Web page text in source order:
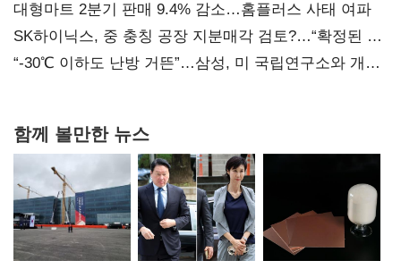
불만 확산
대형마트 2분기 판매 9.4% 감소…홈플러스 사태 여파
SK하이닉스, 중 충칭 공장 지분매각 검토?…“확정된 바
없어”
“-30℃ 이하도 난방 거뜬”…삼성, 미 국립연구소와 개발
함께 볼만한 뉴스